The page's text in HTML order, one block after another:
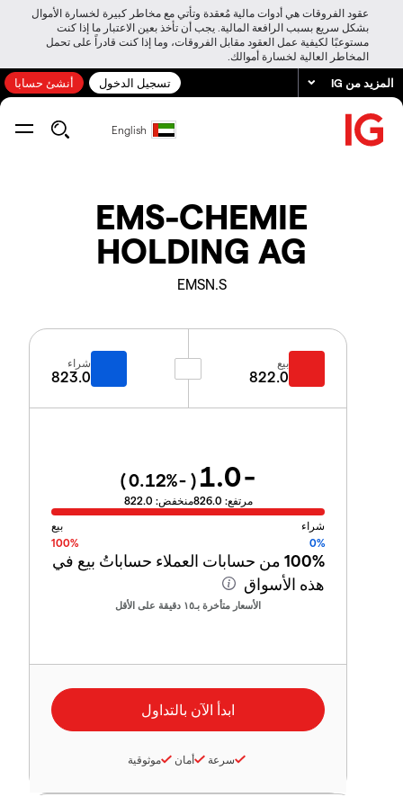
عقود الفروقات هي أدوات مالية مُعقدة وتأتي مع مخاطر كبيرة لخسارة الأموال
بشكل سريع بسبب الرافعة المالية. يجب أن تأخذ بعين الاعتبار ما إذا كنت
مستوعبًا لكيفية عمل العقود مقابل الفروقات، وما إذا كنت قادراً على تحمل
المخاطر العالية لخسارة أموالك.
المزيد من IG تسجيل الدخول أنشئ حسابا
English
EMS-CHEMIE
HOLDING AG
EMSN.S
بيع
822.0
شراء
823.0
-1.0
(
-0.12
%)
مرتفع: 826.0منخفض: 822.0
شراء
بيع
0%
100%
100% من حسابات العملاء حساباتُ بيع في
هذه الأسواق
الأسعار متأخرة بـ١٥ دقيقة على الأقل
سرعة أمان موثوقية